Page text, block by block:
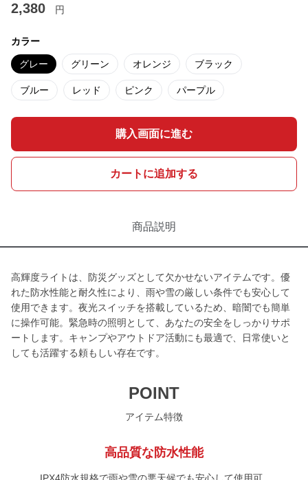
2,380 円
カラー
グレー グリーン オレンジ ブラック
ブルー レッド ピンク パープル
購入画面に進む
カートに追加する
商品説明
高輝度ライトは、防災グッズとして欠かせないアイテムです。優
れた防水性能と耐久性により、雨や雪の厳しい条件でも安心して
使用できます。夜光スイッチを搭載しているため、暗闇でも簡単
に操作可能。緊急時の照明として、あなたの安全をしっかりサポ
ートします。キャンプやアウトドア活動にも最適で、日常使いと
しても活躍する頼もしい存在です。
POINT
アイテム特徴
高品質な防水性能